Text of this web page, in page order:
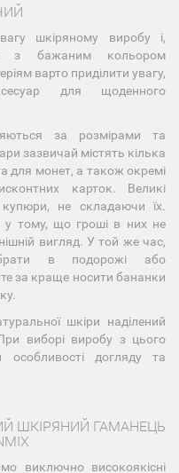
шкіряному виробу і,
з бажаним кольором
варто приділити увагу,
для щоденного
за розмірами та
зазвичай містять кілька
для монет, а також окремі
карток. Великі
не складаючи їх.
у тому, що гроші в них не
вигляд. У той же час,
брати в подорожі або
за краще носити бананки
шкіри наділений
виборі виробу з цього
особливості догляду та
ШКІРЯНИЙ ГАМАНЕЦЬ
виключно високоякісні